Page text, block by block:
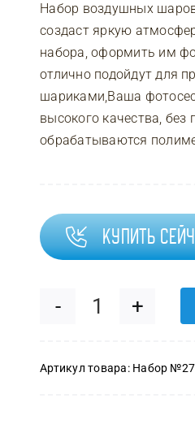
Набор воздушных шаров
создаст яркую
набора, оформить им
отлично подойдут для
шариками,Ваша
высокого качества,
обрабатываются
Купить
товара
Артикул товара: Набор